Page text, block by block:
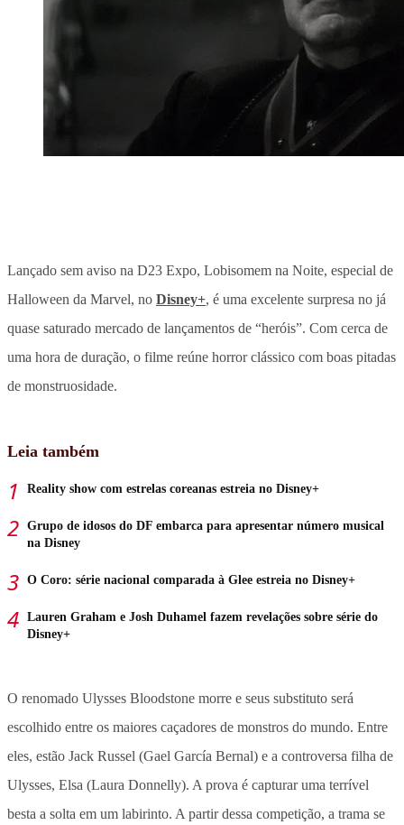
Lançado sem aviso na D23 Expo, Lobisomem na Noite, especial de
Halloween da Marvel, no Disney+, é uma excelente surpresa no já
quase saturado mercado de lançamentos de “heróis”. Com cerca de
uma hora de duração, o filme reúne horror clássico com boas pitadas
de monstruosidade.
Leia também
Reality show com estrelas coreanas estreia no Disney+
Grupo de idosos do DF embarca para apresentar número musical
na Disney
O Coro: série nacional comparada à Glee estreia no Disney+
Lauren Graham e Josh Duhamel fazem revelações sobre série do
Disney+
O renomado Ulysses Bloodstone morre e seus substituto será
escolhido entre os maiores caçadores de monstros do mundo. Entre
eles, estão Jack Russel (Gael García Bernal) e a controversa filha de
Ulysses, Elsa (Laura Donnelly). A prova é capturar uma terrível
besta a solta em um labirinto. A partir dessa competição, a trama se